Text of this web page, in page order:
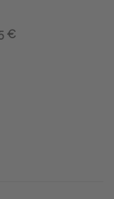
€